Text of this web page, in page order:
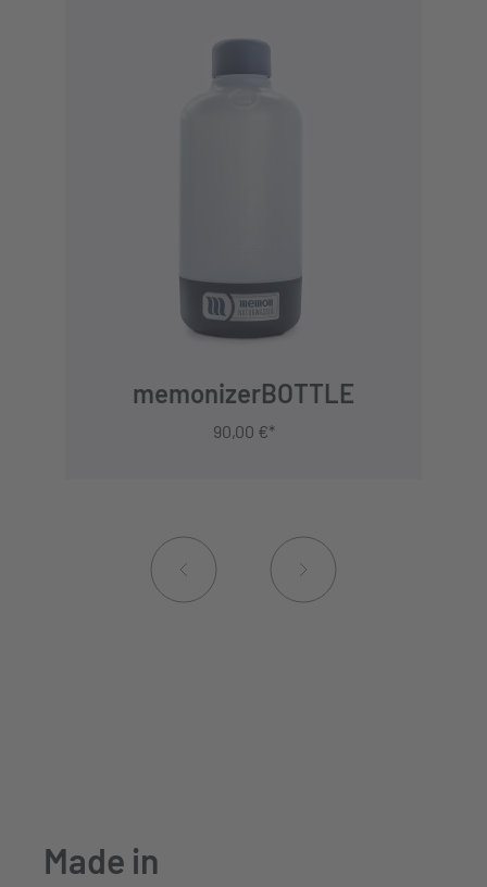
memonizerBOTTLE
90,00 €*
Made in